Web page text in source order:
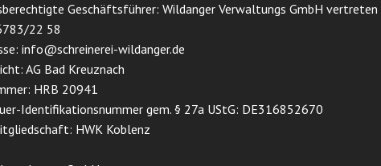
Geschäftsführer: Wildanger Verwaltungs GmbH
22 58
info@schreinerei-wildanger.de
AG Bad Kreuznach
HRB 20941
Identifikationsnummer gem. § 27a UStG: DE316852670
HWK Koblenz